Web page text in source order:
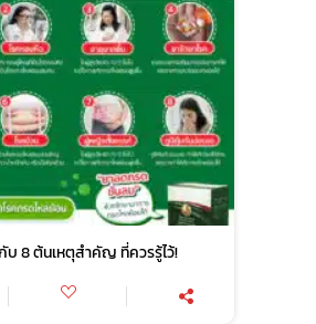
บ 8 ต้นเหตุสำคัญ ที่ควรรู้ไว้!